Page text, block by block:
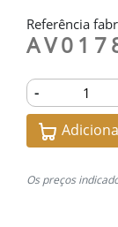
Referência
-
Os preços